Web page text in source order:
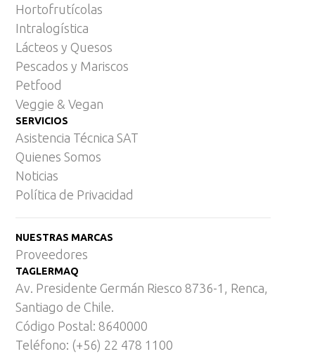
Hortofrutícolas
Intralogística
Lácteos y Quesos
Pescados y Mariscos
Petfood
Veggie & Vegan
SERVICIOS
Asistencia Técnica SAT
Quienes Somos
Noticias
Política de Privacidad
NUESTRAS MARCAS
Proveedores
TAGLERMAQ
Av. Presidente Germán Riesco 8736-1, Renca,
Santiago de Chile.
Código Postal: 8640000
Teléfono: (+56) 22 478 1100